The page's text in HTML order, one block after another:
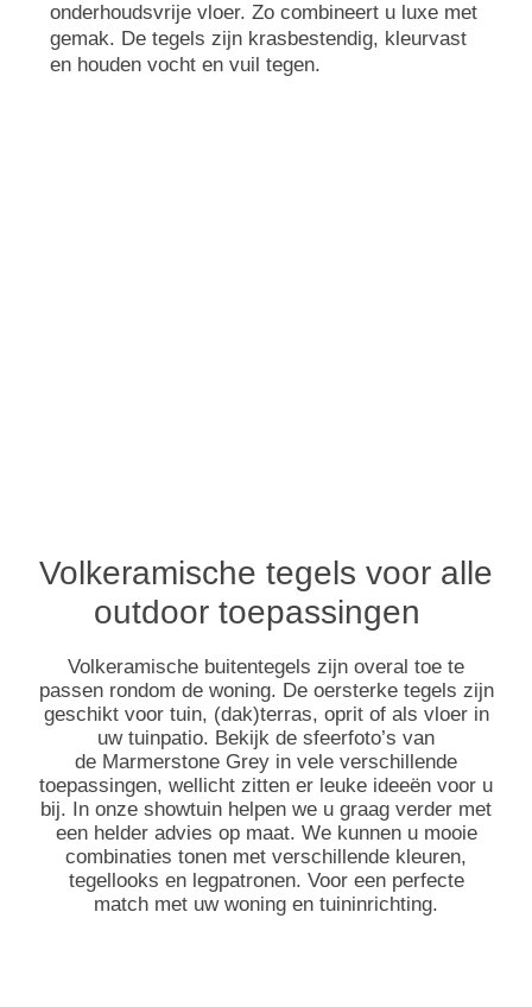
onderhoudsvrije vloer. Zo combineert u luxe met
gemak. De tegels zijn krasbestendig, kleurvast
en houden vocht en vuil tegen.
Volkeramische tegels voor alle
outdoor toepassingen
Volkeramische buitentegels zijn overal toe te
passen rondom de woning. De oersterke tegels zijn
geschikt voor tuin, (dak)terras, oprit of als vloer in
uw tuinpatio. Bekijk de sfeerfoto’s van
de Marmerstone Grey in vele verschillende
toepassingen, wellicht zitten er leuke ideeën voor u
bij. In onze showtuin helpen we u graag verder met
een helder advies op maat. We kunnen u mooie
combinaties tonen met verschillende kleuren,
tegellooks en legpatronen. Voor een perfecte
match met uw woning en tuininrichting.